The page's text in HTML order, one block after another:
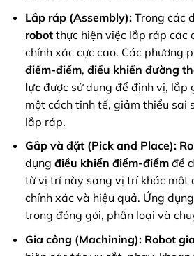
Lắp ráp (Assembly):Trong các
robotthực hiện việc lắp ráp các
chính xác cực cao. Các phương
điểm-điểm, điều khiển đường
lựcđược sử dụng để định vị, lắp
một cách tinh tế, giảm thiểu sai
lắp ráp.
Gắp và đặt (Pick and Place):
dụng điều khiển điểm-điểmđể
từ vị trí này sang vị trí khác một
chính xác và hiệu quả. Ứng
trong đóng gói, phân loại và
Gia công (Machining): Robot